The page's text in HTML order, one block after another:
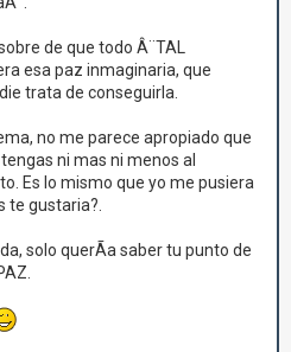
de que todo Â¨TAL
esa paz inmaginaria, que
trata de conseguirla.
no me parece apropiado que
ni mas ni menos al
Es lo mismo que yo me pusiera
te gustaria?.
solo querÃ­a saber tu punto de